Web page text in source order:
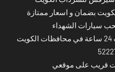
بضمان و اسعار ممتازة
سيارات الشهداء
قريب على موقعي